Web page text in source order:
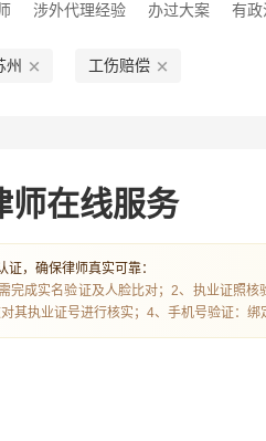
涉外代理经验 办过大案 有政
大型企业服务经验
州 工伤赔偿
师在线服务
证，确保律师真实可靠：
完成实名验证及人脸比对；2、执业证照
其执业证号进行核实；4、手机号验证：绑